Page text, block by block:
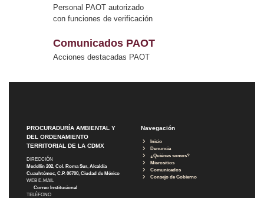
Personal PAOT autorizado
con funciones de verificación
Comunicados PAOT
Acciones destacadas PAOT
PROCURADURÍA AMBIENTAL Y
DEL ORDENAMIENTO
TERRITORIAL DE LA CDMX
DIRECCIÓN
Medellín 202, Col. Roma Sur, Alcaldía
Cuauhtémoc, C.P. 06700, Ciudad de México
WEB E-MAIL
Correo Institucional
TELÉFONO
Navegación
Inicio
Denuncia
¿Quiénes somos?
Micrositios
Comunicados
Consejo de Gobierno